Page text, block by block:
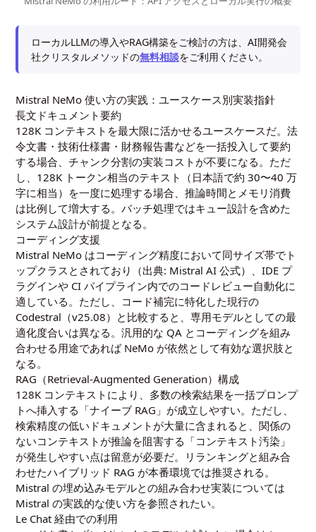
ローカルLLMの導入やRAG構築をご検討の方は、AI開発会
社クリスタルメソッドの無料相談をご利用ください。
Mistral NeMo 使い方の実践：ユースケース別実装指針
長文ドキュメント要約
128K コンテキストを最大限に活かせるユースケースだ。法
令文書・技術仕様書・財務報告書などを一括投入して要約
する場合、チャンク分割の実装コストが不要になる。ただ
し、128K トークン相当のテキスト（日本語で約 30〜40 万
字に相当）を一度に処理する場合、推論時間とメモリ消費
は比例して増大する。バッチ処理ではキュー設計を含めた
システム設計が前提となる。
コーディング支援
Mistral NeMo はコーディング精度において同サイズ帯でト
ップクラスとされており（出典: Mistral AI 公式）、IDE プ
ラグインや CI パイプライン内でのコードレビュー自動化に
適している。ただし、コード補完に特化した現行の
Codestral（v25.08）と比較すると、専用モデルとしての最
適化度合いは異なる。汎用的な QA とコーディングを組み
合わせる用途であれば NeMo が依然として有効な選択肢と
なる。
RAG（Retrieval-Augmented Generation）構成
128K コンテキストにより、多数の検索結果を一括プロンプ
トへ挿入する「ナイーブ RAG」が成立しやすい。ただし、
検索精度の低いドキュメントが大量に含まれると、関係の
ないコンテキストが推論を阻害する「コンテキスト汚染」
が発生しやすい点は留意が必要だ。リランキングと組み合
わせたハイブリッド RAG が本番環境では推奨される。
Mistral の埋め込みモデルとの組み合わせ実装については
Mistral の実践的な使い方を参照されたい。
Le Chat 経由での利用